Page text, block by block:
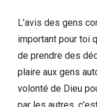
L’avis des gens
important pour toi
de prendre des
plaire aux gens
volonté de Dieu
par les autres,